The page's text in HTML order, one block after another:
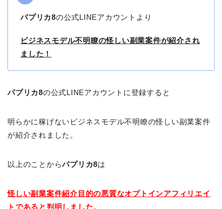
パプリカ8の公式LINEアカウントより
ビジネスモデル不明瞭の怪しい副業案件が紹介され
ました！
パプリカ8の公式LINEアカウントに登録すると
明らかに稼げないビジネスモデル不明瞭の怪しい副業案件
が紹介されました。
以上のことからパプリカ8は
怪しい副業案件紹介目的の悪質なオプトインアフィリエイ
トであると判明しました。